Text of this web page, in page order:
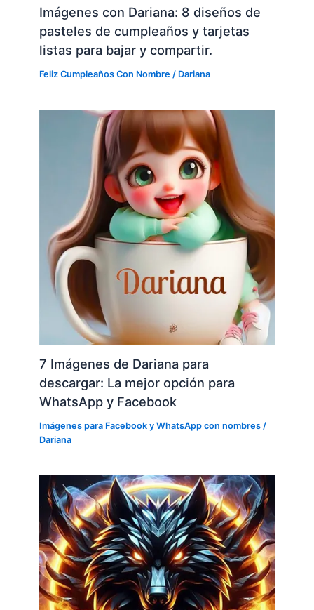
Imágenes con Dariana: 8 diseños de
pasteles de cumpleaños y tarjetas
listas para bajar y compartir.
Feliz Cumpleaños Con Nombre / Dariana
7 Imágenes de Dariana para
descargar: La mejor opción para
WhatsApp y Facebook
Imágenes para Facebook y WhatsApp con nombres /
Dariana